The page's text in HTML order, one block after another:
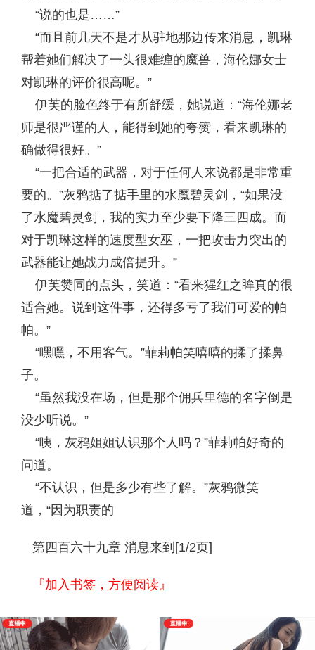
“说的也是……”
“而且前几天不是才从驻地那边传来消息，凯琳
帮着她们解决了一头很难缠的魔兽，海伦娜女士
对凯琳的评价很高呢。”
伊芙的脸色终于有所舒缓，她说道：“海伦娜老
师是很严谨的人，能得到她的夸赞，看来凯琳的
确做得很好。”
“一把合适的武器，对于任何人来说都是非常重
要的。”灰鸦掂了掂手里的水魔碧灵剑，“如果没
了水魔碧灵剑，我的实力至少要下降三四成。而
对于凯琳这样的速度型女巫，一把攻击力突出的
武器能让她战力成倍提升。”
伊芙赞同的点头，笑道：“看来猩红之眸真的很
适合她。说到这件事，还得多亏了我们可爱的帕
帕。”
“嘿嘿，不用客气。”菲莉帕笑嘻嘻的揉了揉鼻
子。
“虽然我没在场，但是那个佣兵里德的名字倒是
没少听说。”
“咦，灰鸦姐姐认识那个人吗？”菲莉帕好奇的
问道。
“不认识，但是多少有些了解。”灰鸦微笑
道，“因为职责的
第四百六十九章 消息来到[1/2页]
『加入书签，方便阅读』